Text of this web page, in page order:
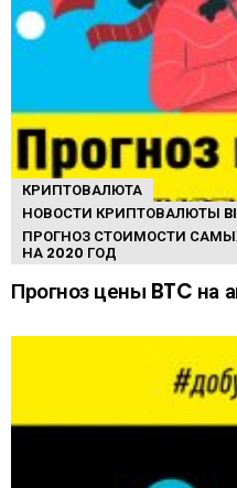
КРИПТОВАЛЮТА
НОВОСТИ КРИПТОВАЛЮТЫ
ПРОГНОЗ СТОИМОСТИ
НА 2020 ГОД
Прогноз цены BTC на